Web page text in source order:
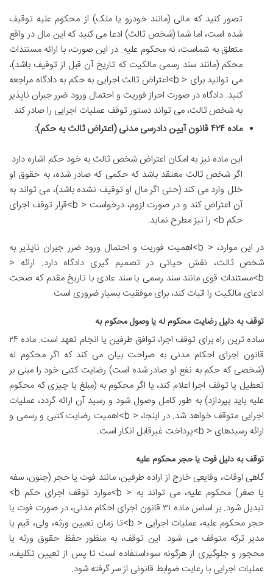
تصور کنید که مالی (مانند خودرو یا ملک) از محکوم علیه توقیف
شده است، اما شما (شخص ثالث) ادعا می کنید که این مال در واقع
متعلق به شماست، نه محکوم علیه. در این صورت، با ارائه مستندات
محکم (مانند سند رسمی مالکیت که تاریخ آن قبل از توقیف باشد)،
می توانید برای < b>اعتراض ثالث اجرایی به حکم به دادگاه مراجعه
کنید. دادگاه در صورت احراز فوریت و احتمال ورود ضرر جبران ناپذیر
به شخص ثالث، می تواند دستور توقف عملیات اجرایی را صادر کند.
ماده ۴۲۴ قانون آیین دادرسی مدنی (اعتراض ثالث به حکم):
این ماده نیز به امکان اعتراض شخص ثالث به خود حکم اشاره دارد.
اگر شخص ثالث معتقد باشد که حکمی که صادر شده، به حقوق او
خلل وارد می کند (حتی اگر مال او توقیف نشده باشد)، می تواند به
آن اعتراض کند و در صورت لزوم، درخواست < b>قرار توقف اجرای
حکم b> را نیز مطرح نماید.
در این موارد، < b>اهمیت فوریت و احتمال ورود ضرر جبران ناپذیر به
شخص ثالث، نقش حیاتی در تصمیم گیری دادگاه دارد. ارائه <
b>مستندات قوی مانند سند رسمی یا سند عادی با تاریخ مقدم که صحت
ادعای مالکیت را اثبات کند، برای موفقیت بسیار ضروری است.
توقف به دلیل رضایت محکوم له یا وصول محکوم به
ساده ترین راه برای توقف اجرا، توافق طرفین یا انجام تعهد است. ماده ۲۴
قانون اجرای احکام مدنی به صراحت بیان می کند که اگر محکوم له
(شخصی که حکم به نفع او صادر شده است) رضایت کتبی خود را مبنی بر
تعطیل یا توقف اجرا اعلام کند، یا اگر محکوم به (مبلغ یا چیزی که محکوم
علیه باید بپردازد) به طور کامل وصول شود و رسید آن ارائه گردد، عملیات
اجرایی متوقف خواهد شد. در اینجا، < b>اهمیت رضایت کتبی و رسمی و
ارائه رسیدهای < b>پرداخت غیرقابل انکار است.
توقف به دلیل فوت یا حجر محکوم علیه
گاهی اوقات، وقایعی خارج از اراده طرفین، مانند فوت یا حجر (جنون، سفه
یا صغر) محکوم علیه، می تواند به < b>موارد توقف اجرای حکم b>
تبدیل شود. بر اساس ماده ۳۱ قانون اجرای احکام مدنی، در صورت فوت یا
حجر محکوم علیه، عملیات اجرایی < b>تا زمان تعیین ورثه، ولی، قیم یا
مدیر ترکه متوقف می شود. این توقف، به منظور حفظ حقوق ورثه یا
محجور و جلوگیری از هرگونه سوءاستفاده است تا پس از تعیین تکلیف،
عملیات اجرایی با رعایت ضوابط قانونی از سر گرفته شود.